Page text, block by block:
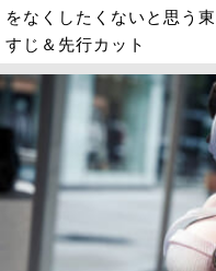
をなくしたくないと思う
すじ＆先行カット